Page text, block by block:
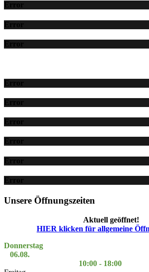
Error
Error
Error
Error
Error
Error
Error
Error
Error
Unsere Öffnungszeiten
Aktuell geöffnet!
HIER klicken für allgemeine
Donnerstag
06.08.
10:00 - 18:00